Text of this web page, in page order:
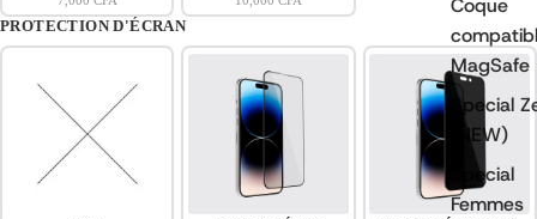
Coque
MagSafe
Special
(NEW)
Special
Femmes
Ouvrir
PROTECTION D'ÉCRAN